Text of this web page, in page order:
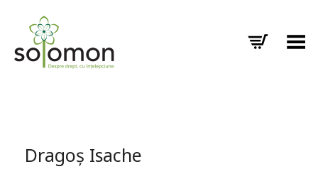
Toggle Menu
Dragoș Isache